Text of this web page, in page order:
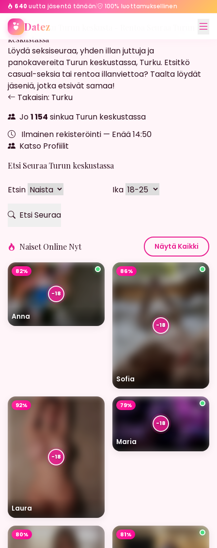
640 uutta jäsentä tänään | 100% luottamuksellinen
Datez
EtusivuTurkuTurun keskusta
Streffit Turku Turun keskusta - Rentoa Seuraa Turun
keskustassa
Löydä seksiseuraa, yhden illan juttuja ja
panokavereita Turun keskustassa, Turku. Etsitkö
casual-seksia tai rentoa illanviettoa? Taalta löydät
jäseniä, jotka etsivät samaa!
Takaisin: Turku
Jo1 154 sinkua Turun keskustassa
Ilmainen rekisteröinti — Enää14:49
Katso Profiilit
Etsi Seuraa Turun keskustassa
Etsin Ika
Etsi Seuraa
Naiset Online Nyt Näytä Kaikki
Anna
82%
Sofia
86%
Laura
92%
Maria
79%
80% 81%